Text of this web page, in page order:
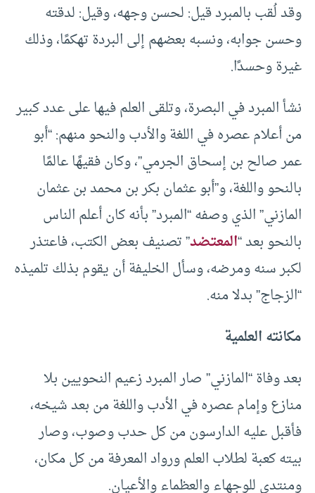
وقد لُقب بالمبرد قيل: لحسن وجهه، وقيل: لدقته
وحسن جوابه، ونسبه بعضهم إلى البردة تهكمًا، وذلك
غيرة وحسدًا.
نشأ المبرد في البصرة، وتلقى العلم فيها على عدد كبير
من أعلام عصره في اللغة والأدب والنحو منهم: “أبو
عمر صالح بن إسحاق الجرمي”، وكان فقيهًا عالمًا
بالنحو واللغة، و”أبو عثمان بكر بن محمد بن عثمان
المازني” الذي وصفه “المبرد” بأنه كان أعلم الناس
بالنحو بعد “المعتضد” تصنيف بعض الكتب، فاعتذر
لكبر سنه ومرضه، وسأل الخليفة أن يقوم بذلك تلميذه
“الزجاج” بدلا منه.
مكانته العلمية
بعد وفاة “المازني” صار المبرد زعيم النحويين بلا
منازع وإمام عصره في الأدب واللغة من بعد شيخه،
فأقبل عليه الدارسون من كل حدب وصوب، وصار
بيته كعبة لطلاب العلم ورواد المعرفة من كل مكان،
ومنتدى للوجهاء والعظماء والأعيان.